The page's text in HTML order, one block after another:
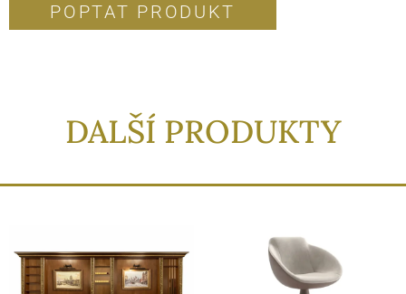
POPTAT PRODUKT
DALŠÍ PRODUKTY